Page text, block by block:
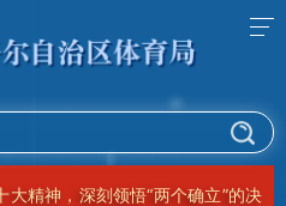
精神，深刻领悟“两个确立”的决